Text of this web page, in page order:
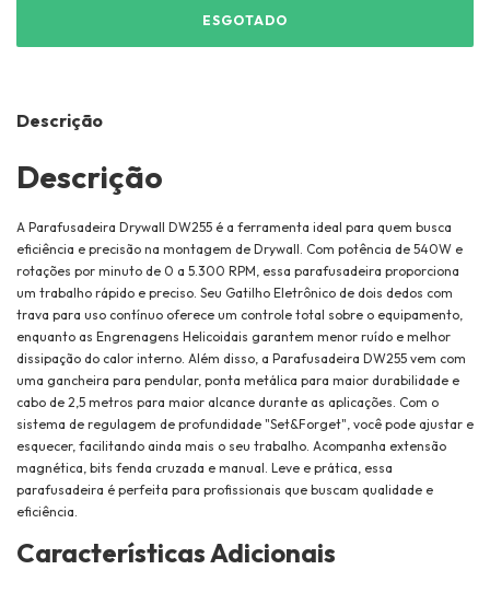
Descrição
Descrição
A Parafusadeira Drywall DW255 é a ferramenta ideal para quem busca
eficiência e precisão na montagem de Drywall. Com potência de 540W e
rotações por minuto de 0 a 5.300 RPM, essa parafusadeira proporciona
um trabalho rápido e preciso. Seu Gatilho Eletrônico de dois dedos com
trava para uso contínuo oferece um controle total sobre o equipamento,
enquanto as Engrenagens Helicoidais garantem menor ruído e melhor
dissipação do calor interno. Além disso, a Parafusadeira DW255 vem com
uma gancheira para pendular, ponta metálica para maior durabilidade e
cabo de 2,5 metros para maior alcance durante as aplicações. Com o
sistema de regulagem de profundidade "Set&Forget", você pode ajustar e
esquecer, facilitando ainda mais o seu trabalho. Acompanha extensão
magnética, bits fenda cruzada e manual. Leve e prática, essa
parafusadeira é perfeita para profissionais que buscam qualidade e
eficiência.
Características Adicionais